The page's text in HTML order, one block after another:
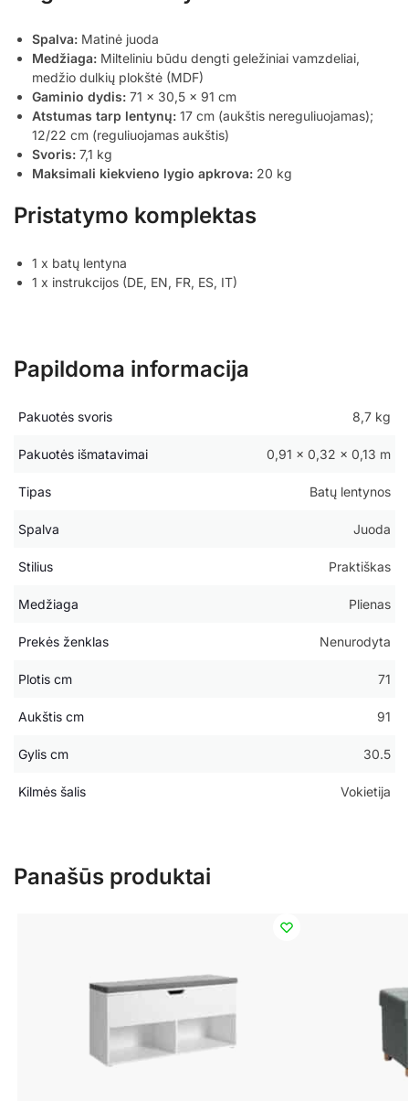
Spalva: Matinė juoda
Medžiaga: Milteliniu būdu dengti geležiniai vamzdeliai,
medžio dulkių plokštė (MDF)
Gaminio dydis: 71 x 30,5 x 91 cm
Atstumas tarp lentynų: 17 cm (aukštis nereguliuojamas);
12/22 cm (reguliuojamas aukštis)
Svoris: 7,1 kg
Maksimali kiekvieno lygio apkrova: 20 kg
Pristatymo komplektas
1 x batų lentyna
1 x instrukcijos (DE, EN, FR, ES, IT)
Papildoma informacija
Pakuotės svoris 8,7 kg
Pakuotės išmatavimai 0,91 × 0,32 × 0,13 m
Tipas Batų lentynos
Spalva Juoda
Stilius Praktiškas
Medžiaga Plienas
Prekės ženklas Nenurodyta
Plotis cm 71
Aukštis cm 91
Gylis cm 30.5
Kilmės šalis Vokietija
Panašūs produktai